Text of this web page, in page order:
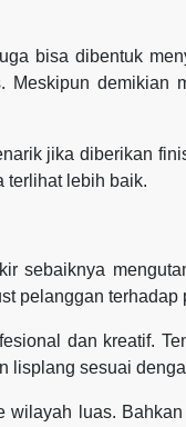
bisa dibentuk
Meskipun demikian
jika diberikan
terlihat lebih baik.
sebaiknya
pelanggan terhadap
dan kreatif.
lisplang sesuai
wilayah luas.